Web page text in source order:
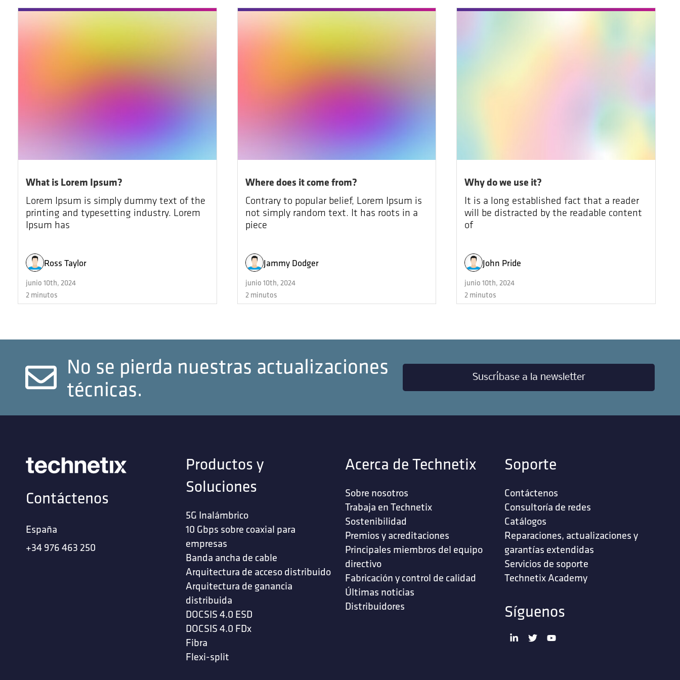
What is Lorem Ipsum?
Lorem Ipsum is simply dummy text of the
printing and typesetting industry. Lorem
Ipsum has
Ross Taylor
junio 10th, 2024
2 minutos
Where does it come from?
Contrary to popular belief, Lorem Ipsum is
not simply random text. It has roots in a
piece
Jammy Dodger
junio 10th, 2024
2 minutos
Why do we use it?
It is a long established fact that a reader
will be distracted by the readable content
of
John Pride
junio 10th, 2024
2 minutos
No se pierda nuestras actualizaciones
técnicas.
Suscríbase a la newsletter
Contáctenos
España
+34 976 463 250
Productos y
Soluciones
5G Inalámbrico
10 Gbps sobre coaxial para
empresas
Banda ancha de cable
Arquitectura de acceso distribuido
Arquitectura de ganancia
distribuida
DOCSIS 4.0 ESD
DOCSIS 4.0 FDx
Fibra
Flexi-split
Acerca de Technetix
Sobre nosotros
Trabaja en Technetix
Sostenibilidad
Premios y acreditaciones
Principales miembros del equipo
directivo
Fabricación y control de calidad
Últimas noticias
Distribuidores
Soporte
Contáctenos
‎Consultoría de redes‎
Catálogos
Reparaciones, actualizaciones y
garantías extendidas
Servicios de soporte ‎
Technetix Academy
Síguenos